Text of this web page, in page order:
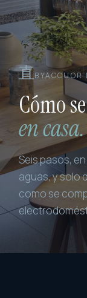
直BYACCUOR
Cómo
en casa.
Seis pasos,
aguas, y solo
como se